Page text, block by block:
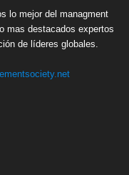
lo mejor del managment
mas destacados expertos
de líderes globales.